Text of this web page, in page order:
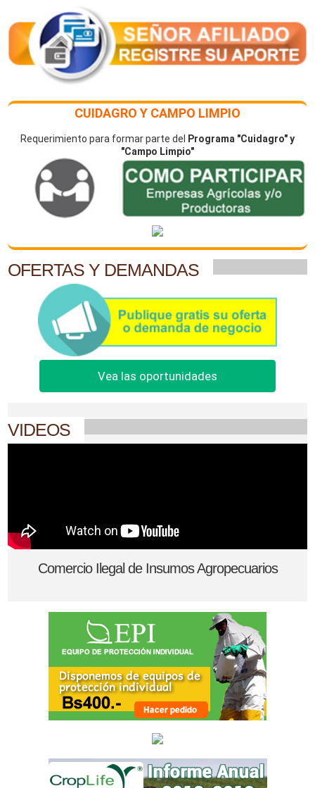
CUIDAGRO Y CAMPO LIMPIO
Requerimiento para formar parte del
Programa "Cuidagro" y
"Campo Limpio"
OFERTAS Y DEMANDAS
Vea las oportunidades
VIDEOS
Comercio Ilegal de Insumos Agropecuarios